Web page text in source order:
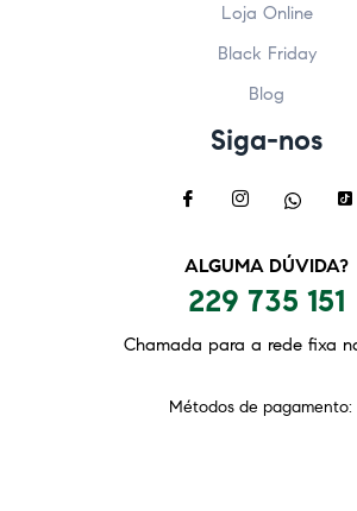
Loja Online
Black Friday
Blog
Siga-nos
ALGUMA DÚVIDA?
229 735 151
Chamada para a rede fixa
Métodos de pagamento: